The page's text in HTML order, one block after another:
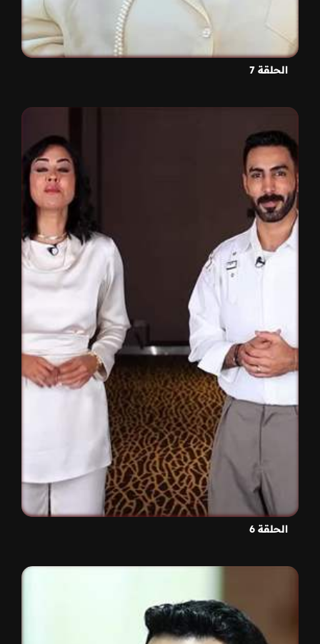
الحلقة 7
الحلقة 6